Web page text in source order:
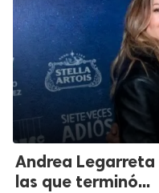
Andrea
las que terminó...